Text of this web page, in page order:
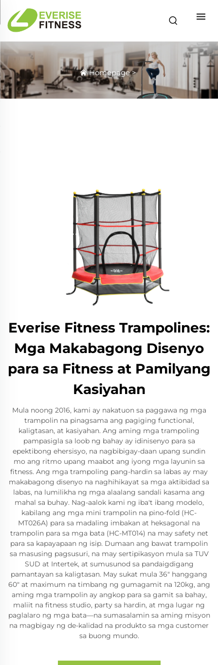
Homepage>
Everise Fitness Trampolines:
Mga Makabagong Disenyo
para sa Fitness at Pamilyang
Kasiyahan
Mula noong 2016, kami ay nakatuon sa paggawa ng mga
trampolin na pinagsama ang pagiging functional,
kaligtasan, at kasiyahan. Ang aming mga trampoling
pampasigla sa loob ng bahay ay idinisenyo para sa
epektibong ehersisyo, na nagbibigay-daan upang sundin
mo ang ritmo upang maabot ang iyong mga layunin sa
fitness. Ang mga trampoling pang-hardin sa labas ay may
makabagong disenyo na naghihikayat sa mga aktibidad sa
labas, na lumilikha ng mga alaalang sandali kasama ang
mahal sa buhay. Nag-aalok kami ng iba't ibang modelo,
kabilang ang mga mini trampolin na pino-fold (HC-
MT026A) para sa madaling imbakan at heksagonal na
trampolin para sa mga bata (HC-MT014) na may safety net
para sa kapayapaan ng isip. Dumaan ang bawat trampolin
sa masusing pagsusuri, na may sertipikasyon mula sa TUV
SUD at Intertek, at sumusunod sa pandaigdigang
pamantayan sa kaligtasan. May sukat mula 36" hanggang
60" at maximum na timbang ng gumagamit na 120kg, ang
aming mga trampolin ay angkop para sa gamit sa bahay,
maliit na fitness studio, party sa hardin, at mga lugar ng
paglalaro ng mga bata—na sumasalamin sa aming misyon
na magbigay ng de-kalidad na produkto sa mga customer
sa buong mundo.